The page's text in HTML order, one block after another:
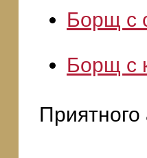
Борщ с
Борщ с
Приятного